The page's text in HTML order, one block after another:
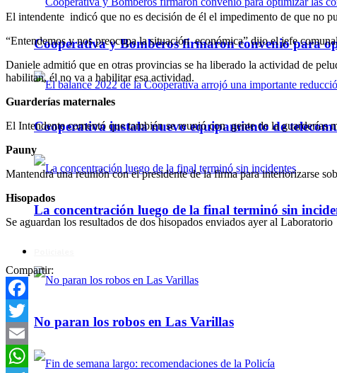
Cooperativa y Bomberos firmaron convenio para
Cooperativa instala nuevo equipamiento de
La concentración luego de la final terminó sin
No paran los robos en Las Varillas
El intendente indicó que no es decisión de él el impedimento de que no
“Entendemos y nos preocupa la situación económica” dijo el jefe
Daniele admitió que en otras provincias se ha liberado la actividad de
habilitan, él no va a habilitar esa actividad.
Guarderías maternales
El Intendente comentó que también se reunió con gente de la
Pauny
Mantendrá una reunión con el presidente de la firma para interiorizarse
Hisopados
Se aguardan los resultados de dos hisopados enviados ayer al
Compartir:
Facebook
Twitter
Email